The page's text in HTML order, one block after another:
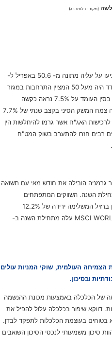
(מקור: בלומברג)
בסין, נתוני מדד ה- PMI לחודש מאי הצביעו על עליה מתונה מ- 50.6 באפריל ל-
50.8 במאי ומסכמת 8 חודשים בהם המדד היה מעל 50 המציין התרחבות במגזר
היצרני. אולם, יעד הצמיחה של הממשלה בסין העומד על 7.5% נראה כקשה
להשגה. נזכיר כי ברבעון הראשון של השנה צמח המשק הסיני בקצב שנתי של 7.7%
לרכישות האג"ח אשר גרמו להיחלשות הין
רבים חזרו להתערב בשוק המט"ח
גרמניה הובילה את חודש מאי עם תשואה
והשלימה עליה של 9.7% מתחילת השנה. השווקים המתפתחים
ממשיכים להראות סימני פסימיות, בראשן ברזיל המשלימה ירידה של 12.2%
מתחילת השנה. בשורה התחתונה מדדMSCI WORLD עלה מתחילת השנה ב-
העולמית, שוקי המניות עולים
ובסיכון.
של הכלכלה באמצעות מכונת ההנשמה
דווקא שיפור בכלכלה עלול להפיל את
בטוחים בעוצמת הכלכלות לתפקד לבדן.
סיכון משמעותי לנכסי הסיכון השואבים